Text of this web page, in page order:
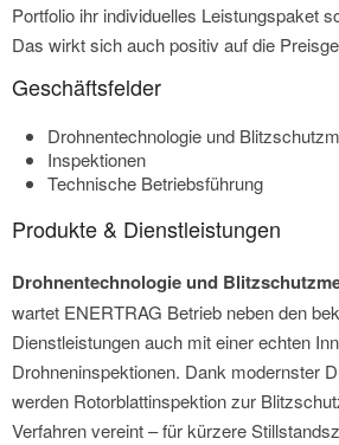
Portfolio ihr individuelles Leistungspaket
Das wirkt sich auch positiv auf die
Geschäftsfelder
Drohnentechnologie und
Inspektionen
Technische Betriebsführung
Produkte & Dienstleistungen
Drohnentechnologie und
wartet ENERTRAG Betrieb neben den
Dienstleistungen auch mit einer echten
Drohneninspektionen. Dank modernster
werden Rotorblattinspektion zur
Verfahren vereint – für kürzere